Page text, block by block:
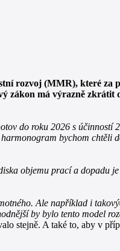
rozvoj (MMR), které
má výrazně
do roku 2026 s účinností
bychom chtěli
objemu prací a dopadu
Ale například i
by bylo tento model
stejně. A také to, aby v